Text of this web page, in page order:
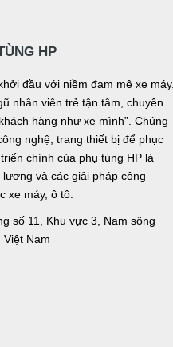
HP
đầu với niềm đam mê xe máy.
nhân viên trẻ tận tâm, chuyên
hàng như xe mình”. Chúng
nghệ, trang thiết bị để phục
chính của phụ tùng HP là
và các giải pháp công
xe máy, ô tô.
số 11, Khu vực 3, Nam sông
Nam